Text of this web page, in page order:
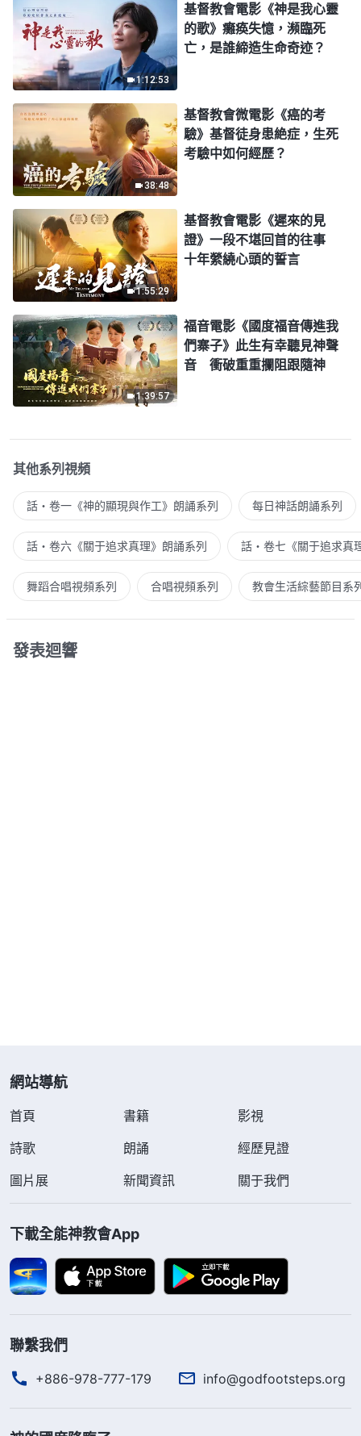
1:12:53
基督教會電影《神是我心靈
的歌》癱痪失憶，瀕臨死
亡，是誰締造生命奇迹？
38:48
基督教會微電影《癌的考
驗》基督徒身患絶症，生死
考驗中如何經歷？
1:55:29
基督教會電影《遲來的見
證》一段不堪回首的往事
十年縈繞心頭的誓言
1:39:57
福音電影《國度福音傳進我
們寨子》此生有幸聽見神聲
音 衝破重重攔阻跟隨神
其他系列視頻
話・卷一《神的顯現與作工》朗誦系列 每日神話朗誦系列
話・卷六《關于追求真理》朗誦系列 話・卷七《關于追求真
舞蹈合唱視頻系列 合唱視頻系列 教會生活綜藝節目系
發表迴響
網站導航
首頁 書籍
影視
詩歌
朗誦
經歷見證
圖片展
新聞資訊 關于我們
下載全能神教會App
聯繫我們
+886-978-777-179 info@godfootsteps.org